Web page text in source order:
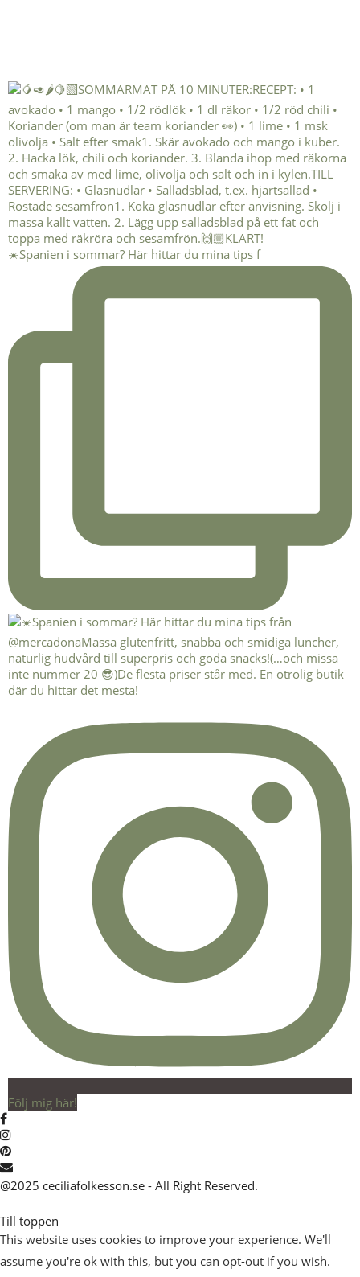
☀️Spanien i sommar? Här hittar du mina tips f
Följ mig här!
@2025 ceciliafolkesson.se - All Right Reserved.
Till toppen
This website uses cookies to improve your experience. We'll
assume you're ok with this, but you can opt-out if you wish.